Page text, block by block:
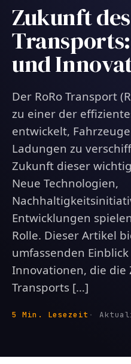
Zukunft
und
Der RoRo Transport
zu einer der
entwickelt,
Ladungen zu
Zukunft dieser
Neue Technologien,
Entwicklungen
Rolle. Dieser Artikel
umfassenden
Innovationen, die die
Transports […]
5 Min. Lesezeit